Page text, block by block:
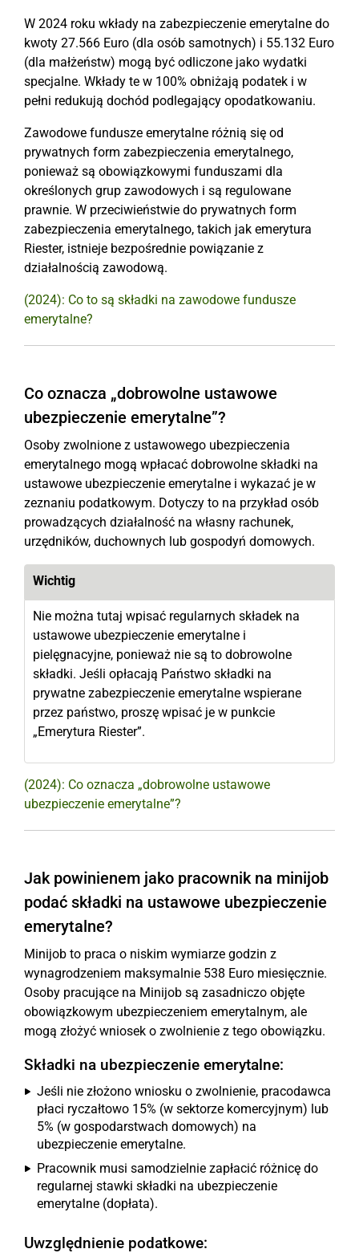
W 2024 roku wkłady na zabezpieczenie emerytalne do
kwoty 27.566 Euro (dla osób samotnych) i 55.132 Euro
(dla małżeństw) mogą być odliczone jako wydatki
specjalne. Wkłady te w 100% obniżają podatek i w
pełni redukują dochód podlegający opodatkowaniu.
Zawodowe fundusze emerytalne różnią się od
prywatnych form zabezpieczenia emerytalnego,
ponieważ są obowiązkowymi funduszami dla
określonych grup zawodowych i są regulowane
prawnie. W przeciwieństwie do prywatnych form
zabezpieczenia emerytalnego, takich jak emerytura
Riester, istnieje bezpośrednie powiązanie z
działalnością zawodową.
(2024): Co to są składki na zawodowe fundusze
emerytalne?
Co oznacza „dobrowolne ustawowe
ubezpieczenie emerytalne”?
Osoby zwolnione z ustawowego ubezpieczenia
emerytalnego mogą wpłacać dobrowolne składki na
ustawowe ubezpieczenie emerytalne i wykazać je w
zeznaniu podatkowym. Dotyczy to na przykład osób
prowadzących działalność na własny rachunek,
urzędników, duchownych lub gospodyń domowych.
Wichtig
Nie można tutaj wpisać regularnych składek na
ustawowe ubezpieczenie emerytalne i
pielęgnacyjne, ponieważ nie są to dobrowolne
składki. Jeśli opłacają Państwo składki na
prywatne zabezpieczenie emerytalne wspierane
przez państwo, proszę wpisać je w punkcie
„Emerytura Riester”.
(2024): Co oznacza „dobrowolne ustawowe
ubezpieczenie emerytalne”?
Jak powinienem jako pracownik na minijob
podać składki na ustawowe ubezpieczenie
emerytalne?
Minijob to praca o niskim wymiarze godzin z
wynagrodzeniem maksymalnie 538 Euro miesięcznie.
Osoby pracujące na Minijob są zasadniczo objęte
obowiązkowym ubezpieczeniem emerytalnym, ale
mogą złożyć wniosek o zwolnienie z tego obowiązku.
Składki na ubezpieczenie emerytalne:
Jeśli nie złożono wniosku o zwolnienie, pracodawca
płaci ryczałtowo 15% (w sektorze komercyjnym) lub
5% (w gospodarstwach domowych) na
ubezpieczenie emerytalne.
Pracownik musi samodzielnie zapłacić różnicę do
regularnej stawki składki na ubezpieczenie
emerytalne (dopłata).
Uwzględnienie podatkowe: